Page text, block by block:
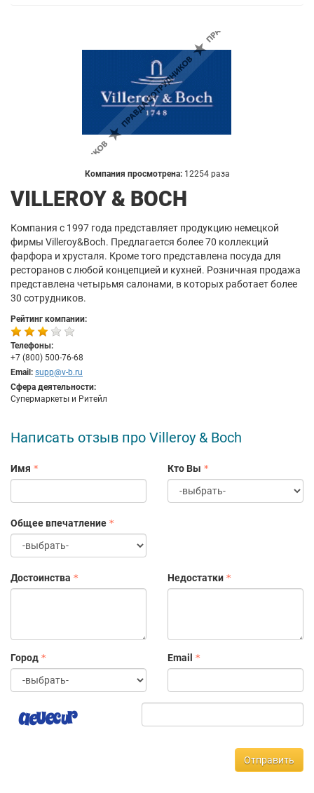
Компания просмотрена: 12254 раза
VILLEROY & BOCH
Компания с 1997 года представляет продукцию немецкой
фирмы Villeroy&Boch. Предлагается более 70 коллекций
фарфора и хрусталя. Кроме того представлена посуда для
ресторанов с любой концепцией и кухней. Розничная продажа
представлена четырьмя салонами, в которых работает более
30 сотрудников.
Рейтинг компании:
Телефоны:
+7 (800) 500-76-68
Email: supp@v-b.ru
Сфера деятельности:
Супермаркеты и Ритейл
Написать отзыв про Villeroy & Boch
Имя Кто Вы
Общее впечатление
Достоинства Недостатки
Город Email
Отправить